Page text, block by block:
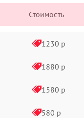
Стоимость
1230 р
1880 р
1580 р
580 р